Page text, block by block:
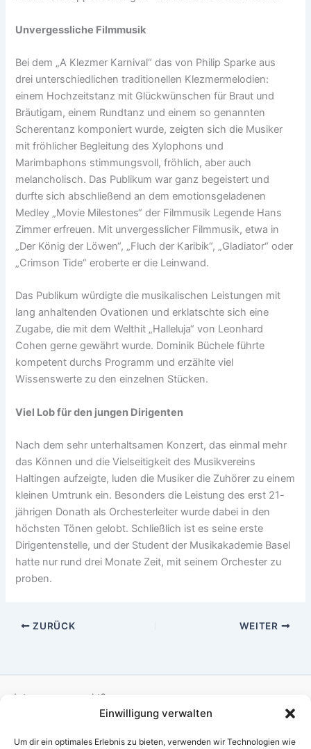
Einwilligung verwalten
Um dir ein optimales Erlebnis zu bieten, verwenden wir Technologien wie
Unvergessliche Filmmusik
Bei dem „A Klezmer Karnival“ das von Philip Sparke aus
drei unterschiedlichen traditionellen Klezmermelodien:
einem Hochzeitstanz mit Glückwünschen für Braut und
Bräutigam, einem Rundtanz und einem so genannten
Scherentanz komponiert wurde, zeigten sich die Musiker
mit fröhlicher Begleitung des Xylophons und
Marimbaphons stimmungsvoll, fröhlich, aber auch
melancholisch. Das Publikum war ganz begeistert und
durfte sich abschließend an dem emotionsgeladenen
Medley „Movie Milestones“ der Filmmusik Legende Hans
Zimmer erfreuen. Mit unvergesslicher Filmmusik, etwa in
„Der König der Löwen“, „Fluch der Karibik“, „Gladiator“ oder
„Crimson Tide“ eroberte er die Leinwand.
Das Publikum würdigte die musikalischen Leistungen mit
lang anhaltenden Ovationen und erklatschte sich eine
Zugabe, die mit dem Welthit „Halleluja“ von Leonhard
Cohen gerne gewährt wurde. Dominik Büchele führte
kompetent durchs Programm und erzählte viel
Wissenswerte zu den einzelnen Stücken.
Viel Lob für den jungen Dirigenten
Nach dem sehr unterhaltsamen Konzert, das einmal mehr
das Können und die Vielseitigkeit des Musikvereins
Haltingen aufzeigte, luden die Musiker die Zuhörer zu einem
kleinen Umtrunk ein. Besonders die Leistung des erst 21-
jährigen Donath als Orchesterleiter wurde dabei in den
höchsten Tönen gelobt. Schließlich ist es seine erste
Dirigentenstelle, und der Student der Musikakademie Basel
hatte nur rund drei Monate Zeit, mit seinem Orchester zu
proben.
ZURÜCK WEITER
Interesse geweckt?
Dienstags um 19:30 Uhr in der Festhalle in Haltingen